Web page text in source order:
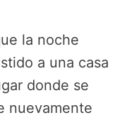
la noche
a una casa
donde se
nuevamente